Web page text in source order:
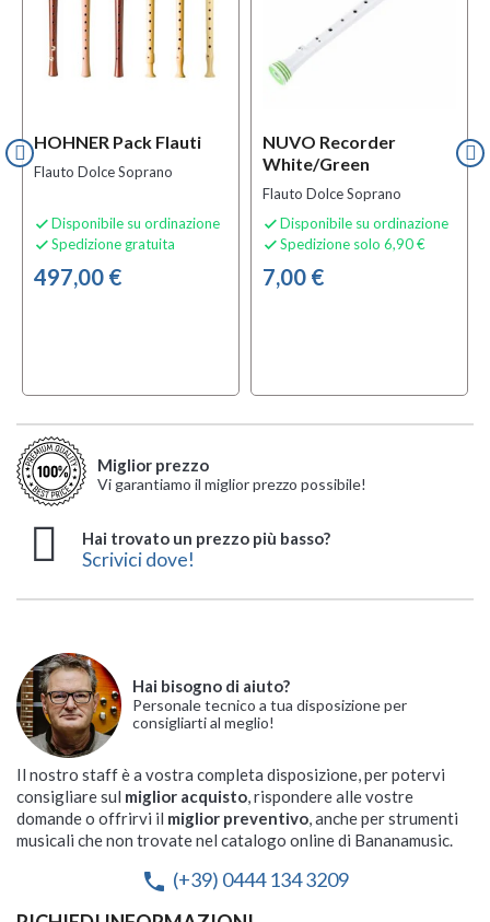
HOHNER Pack Flauti
Flauto Dolce Soprano
 Disponibile su ordinazione
 Spedizione gratuita
497,00 €
NUVO Recorder
White/green
Flauto Dolce Soprano
 Disponibile su ordinazione
 Spedizione solo 6,90 €
7,00 €
Miglior prezzo
Vi garantiamo il miglior prezzo possibile!
Hai trovato un prezzo più basso?
Scrivici dove!
Hai bisogno di aiuto?
Personale tecnico a tua disposizione per
consigliarti al meglio!
Il nostro staff è a vostra completa disposizione, per potervi
consigliare sul miglior acquisto, rispondere alle vostre
domande o offrirvi il miglior preventivo, anche per strumenti
musicali che non trovate nel catalogo online di Bananamusic.
phone (+39) 0444 134 3209